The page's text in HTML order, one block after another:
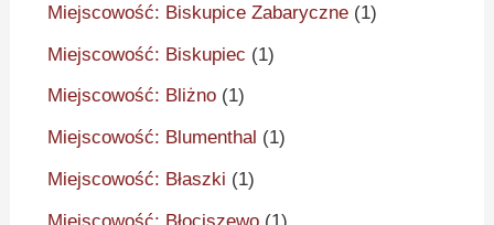
Miejscowość: Biskupice Zabaryczne (1)
Miejscowość: Biskupiec (1)
Miejscowość: Bliżno (1)
Miejscowość: Blumenthal (1)
Miejscowość: Błaszki (1)
Miejscowość: Błociszewo (1)